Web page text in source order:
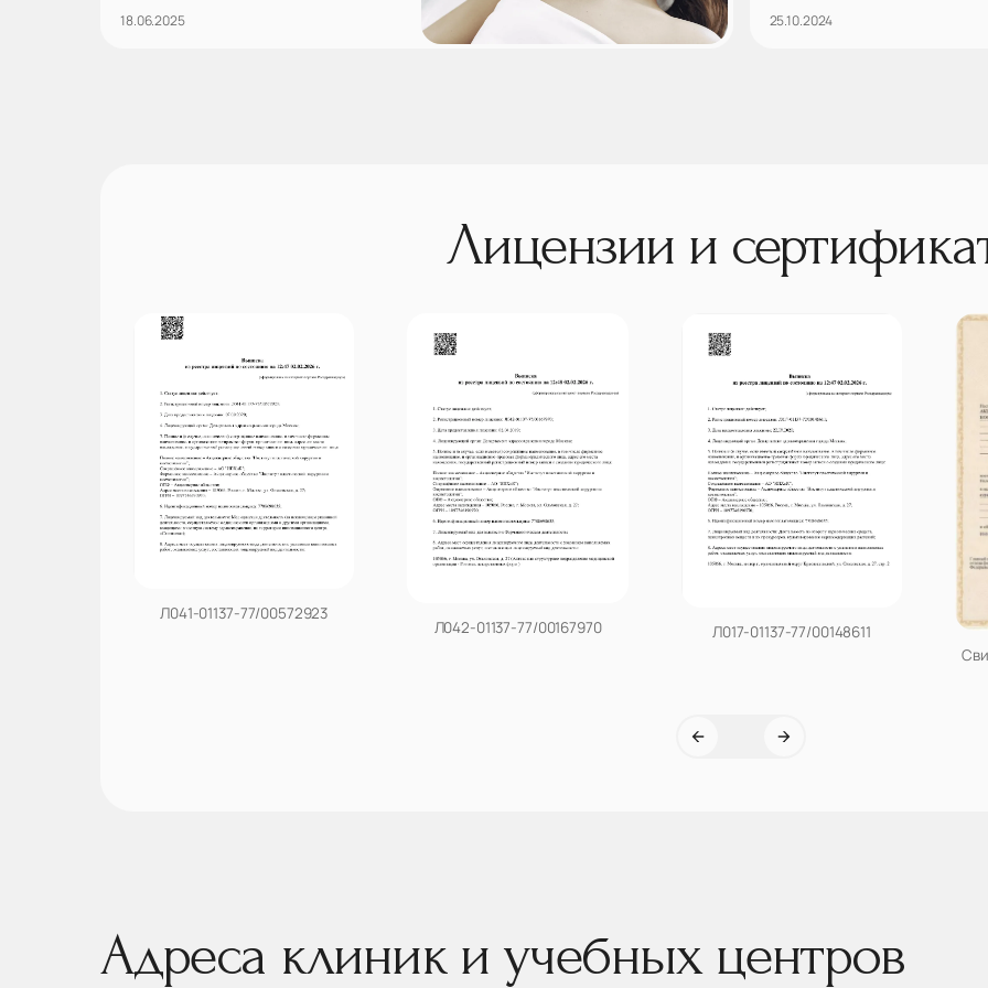
25.10.2024
18.06.2025
Лицензии и
Л041-01137-77/00572923
Л042-01137-77/00167970
Л017-01137-77/00148611
Адреса клиник и учебных центров